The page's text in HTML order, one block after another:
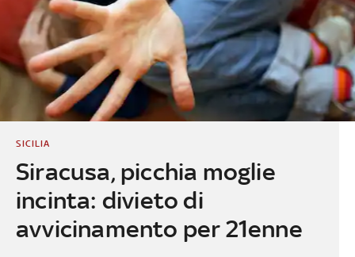
Siracusa, picchia moglie
incinta: divieto di
avvicinamento per 21enne
SICILIA